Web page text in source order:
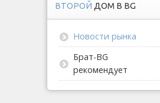
ВТОРОЙ ДОМ В BG
Новости рынка
Брат-BG
рекомендует